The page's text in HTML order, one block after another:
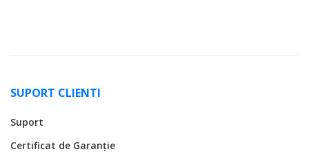
SUPORT CLIENTI
Suport
Certificat de Garanție